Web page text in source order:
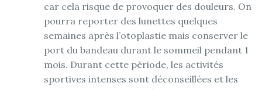
car cela risque de provoquer des douleurs. On
pourra reporter des lunettes quelques
semaines après l’otoplastie mais conserver le
port du bandeau durant le sommeil pendant 1
mois. Durant cette période, les activités
sportives intenses sont déconseillées et les